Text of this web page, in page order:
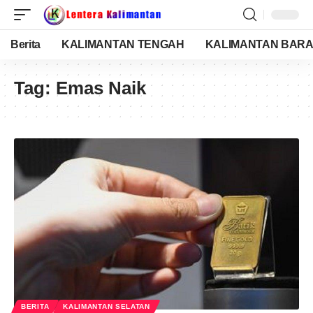
Berita KALIMANTAN TENGAH KALIMANTAN
Tag: Emas Naik
BERITA KALIMANTAN SELATAN